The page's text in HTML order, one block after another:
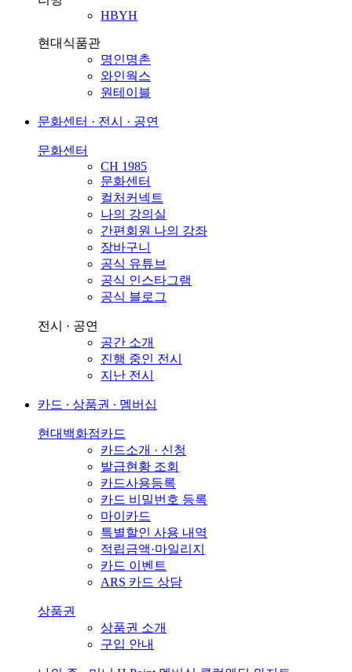
HBYH
현대식품관
명인명촌
와인웍스
원테이블
문화센터 · 전시 · 공연
문화센터
CH 1985
문화센터
컬처커넥트
나의 강의실
간편회원 나의 강좌
장바구니
공식 유튜브
공식 인스타그램
공식 블로그
전시 · 공연
공간 소개
진행 중인 전시
지난 전시
카드 ∙ 상품권 ∙ 멤버십
현대백화점카드
카드소개 · 신청
발급현황 조회
카드사용등록
카드 비밀번호 등록
마이카드
특별할인 사용 내역
적립금액·마일리지
카드 이벤트
ARS 카드 상담
상품권
상품권 소개
구입 안내